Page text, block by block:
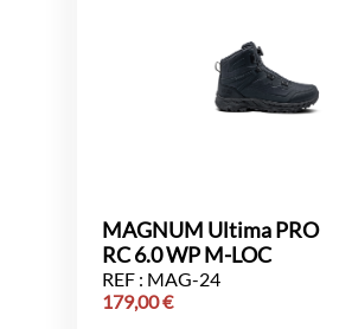
MAGNUM Ultima PRO
RC 6.0 WP M-LOC
REF : MAG-24
179,00€